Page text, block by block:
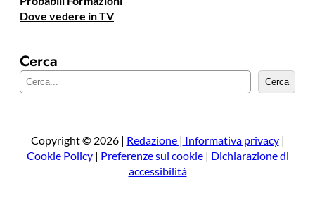
Dove vedere in TV
Cerca
e
a
Cerca
Copyright © 2026 | Redazione | Informativa privacy|
Cookie Policy| Preferenze sui cookie| Dichiarazione di
accessibilità